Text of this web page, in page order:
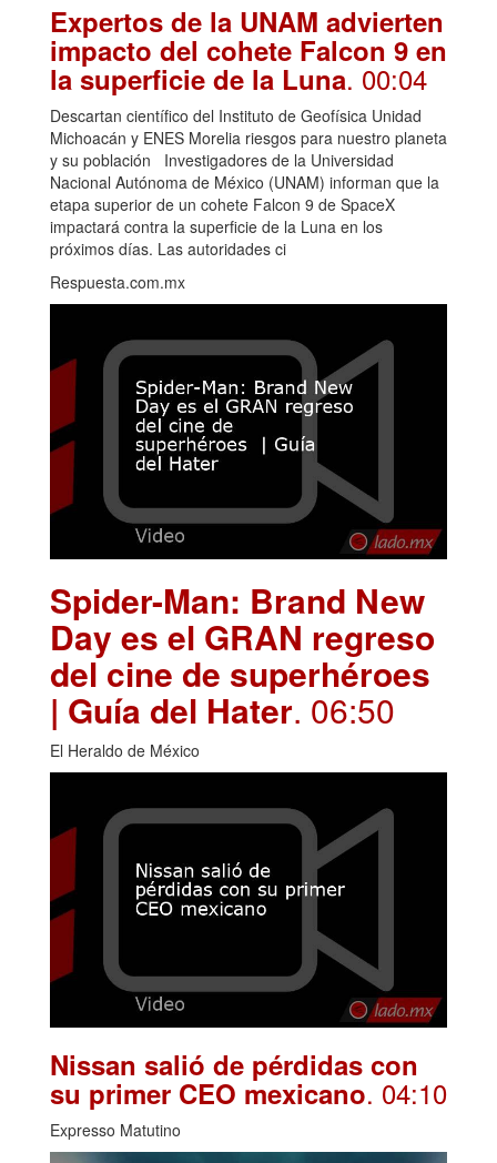
Expertos de la UNAM advierten
impacto del cohete Falcon 9 en
la superficie de la Luna. 00:04
Descartan científico del Instituto de Geofísica Unidad
Michoacán y ENES Morelia riesgos para nuestro planeta
y su población Investigadores de la Universidad
Nacional Autónoma de México (UNAM) informan que la
etapa superior de un cohete Falcon 9 de SpaceX
impactará contra la superficie de la Luna en los
próximos días. Las autoridades ci
Respuesta.com.mx
Spider-Man: Brand New
Day es el GRAN regreso
del cine de superhéroes
| Guía del Hater. 06:50
El Heraldo de México
Nissan salió de pérdidas con
su primer CEO mexicano. 04:10
Expresso Matutino